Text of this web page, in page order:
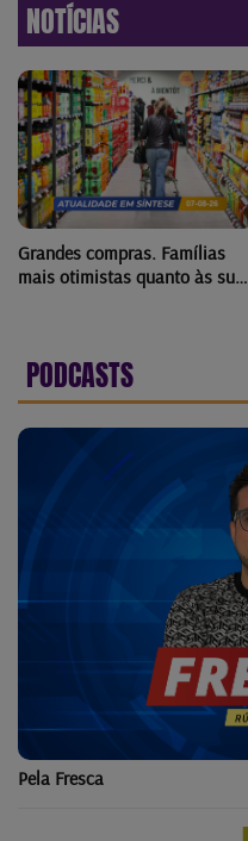
NOTÍCIAS
Grandes compras. Famílias
mais otimistas quanto às suas
PODCASTS
Pela Fresca